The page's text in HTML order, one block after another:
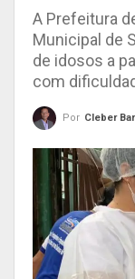
A Prefeitura
Municipal de
de idosos a
com
Por Cleber